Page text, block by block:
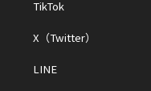
TikTok
X（Twitter）
LINE